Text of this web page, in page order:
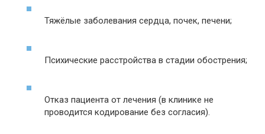
Тяжёлые заболевания сердца, почек, печени;
Психические расстройства в стадии обострения;
Отказ пациента от лечения (в клинике не
проводится кодирование без согласия).